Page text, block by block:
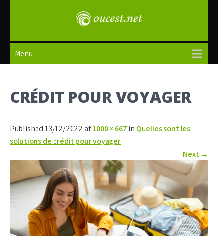
oucest
Menu
CRÉDIT POUR VOYAGER
Published 13/12/2022 at1000 × 667 in Quelles sont les
solutions de crédit pour voyager
Next →